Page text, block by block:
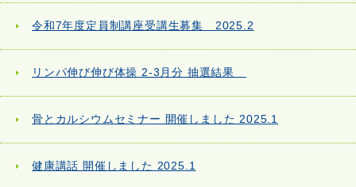
令和7年度定員制講座受講生募集 2025.2
リンパ伸び伸び体操 2-3月分 抽選結果
骨とカルシウムセミナー 開催しました 2025.1
健康講話 開催しました 2025.1